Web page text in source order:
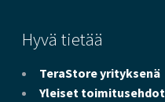
Hyvä tietää
TeraStore yrityksenä
Yleiset toimitusehdot